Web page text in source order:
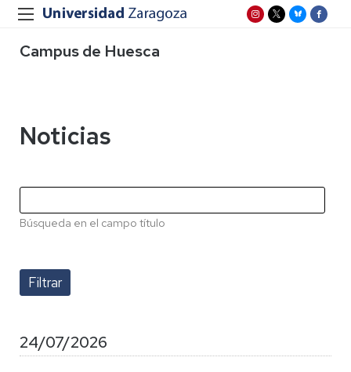
Campus de Huesca
Noticias
Búsqueda en el campo título
24/07/2026